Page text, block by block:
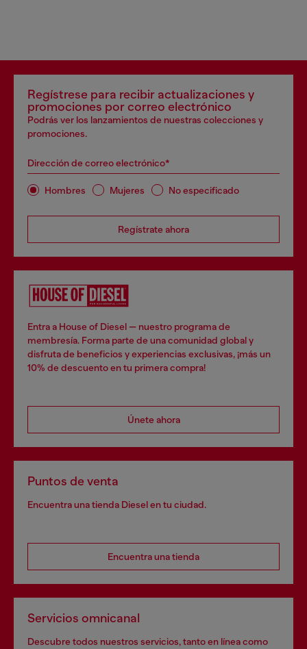
Regístrese para recibir actualizaciones y
promociones por correo electrónico
Podrás ver los lanzamientos de nuestras colecciones y
promociones.
Dirección de correo electrónico*
Hombres Mujeres No especificado
Regístrate ahora
Entra a House of Diesel — nuestro programa de
membresía. Forma parte de una comunidad global y
disfruta de beneficios y experiencias exclusivas, ¡más un
10% de descuento en tu primera compra!
Únete ahora
Puntos de venta
Encuentra una tienda Diesel en tu ciudad.
Encuentra una tienda
Servicios omnicanal
Descubre todos nuestros servicios, tanto en línea como